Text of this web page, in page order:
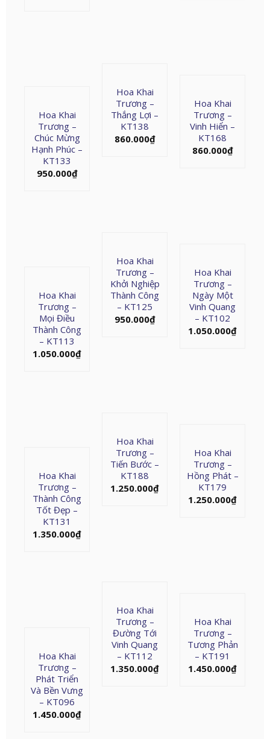
Hoa Khai
Trương –
Thắng Lợi –
KT138
860.000₫
Hoa Khai
Trương –
Vinh Hiển –
KT168
860.000₫
Hoa Khai
Trương –
Chúc Mừng
Hạnh Phúc –
KT133
950.000₫
Hoa Khai
Trương –
Khởi Nghiệp
Thành Công
– KT125
950.000₫
Hoa Khai
Trương –
Ngày Một
Vinh Quang
– KT102
1.050.000₫
Hoa Khai
Trương –
Mọi Điều
Thành Công
– KT113
1.050.000₫
Hoa Khai
Trương –
Tiến Bước –
KT188
1.250.000₫
Hoa Khai
Trương –
Hồng Phát –
KT179
1.250.000₫
Hoa Khai
Trương –
Thành Công
Tốt Đẹp –
KT131
1.350.000₫
Hoa Khai
Trương –
Đường Tới
Vinh Quang
– KT112
1.350.000₫
Hoa Khai
Trương –
Tương Phản
– KT191
1.450.000₫
Hoa Khai
Trương –
Phát Triển
Và Bền Vưng
– KT096
1.450.000₫